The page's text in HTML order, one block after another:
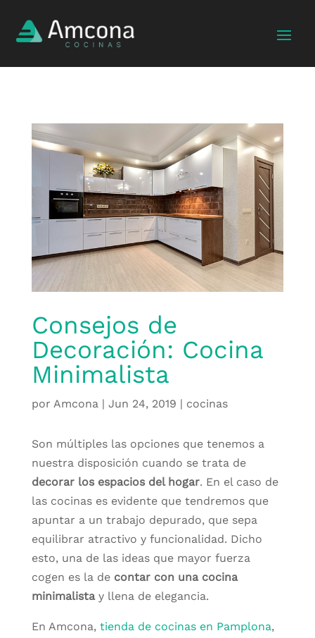
Consejos de
Decoración: Cocina
Minimalista
por Amcona| Jun 24, 2019 | cocinas
Son múltiples las opciones que tenemos a
nuestra disposición cuando se trata de
decorar los espacios del hogar. En el caso de
las cocinas es evidente que tendremos que
apuntar a un trabajo depurado, que sepa
equilibrar atractivo y funcionalidad. Dicho
esto, una de las ideas que mayor fuerza
cogen es la decontar con una cocina
minimalistay llena de elegancia.
En Amcona,tienda de cocinas en Pamplona,